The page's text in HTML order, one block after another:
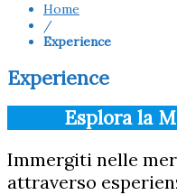
Home
/
Experience
Experience
Esplora la
Immergiti nelle
attraverso